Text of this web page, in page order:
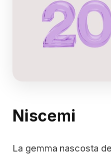
Niscemi
La gemma nascosta